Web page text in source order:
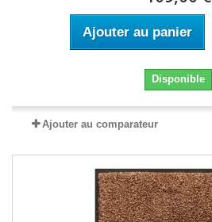
Ajouter au panier
Disponible
Ajouter au comparateur